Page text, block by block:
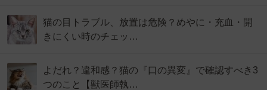
猫の目トラブル、放置は危険？めやに・充血・開
きにくい時のチェッ…
よだれ？違和感？猫の『口の異変』で確認すべき3
つのこと【獣医師執…